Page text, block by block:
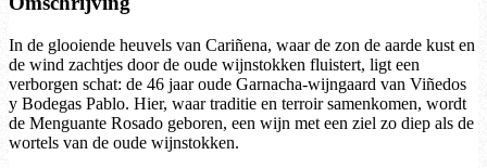
In de glooiende heuvels van Cariñena, waar de zon de aarde kust en
de wind zachtjes door de oude wijnstokken fluistert, ligt een
verborgen schat: de 46 jaar oude Garnacha-wijngaard van Viñedos
y Bodegas Pablo. Hier, waar traditie en terroir samenkomen, wordt
de Menguante Rosado geboren, een wijn met een ziel zo diep als de
wortels van de oude wijnstokken.